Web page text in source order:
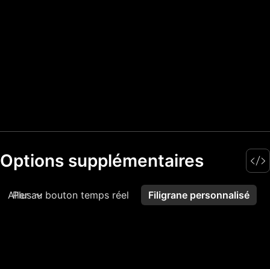
Options supplémentaires
Aller au bouton temps réel Filigrane personnalisé
Plus